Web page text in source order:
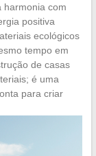
harmonia com
positiva
ecológicos
tempo em
de casas
é uma
para criar